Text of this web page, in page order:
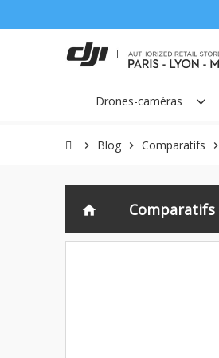
Drones-caméras
chevron_right Blog chevron_right Comparatifs chevron_right
home Comparatifs